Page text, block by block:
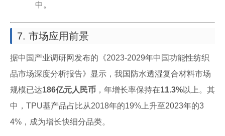
中。
7. 市场应用前景
据中国产业调研网发布的《2023-2029年中国功能性纺织
品市场深度分析报告》显示，我国防水透湿复合材料市场
规模已达186亿元人民币 ，年增长率保持在11.3%以上。其
中，TPU基产品占比从2018年的19%上升至2023年的3
4%，成为增长快细分品类。